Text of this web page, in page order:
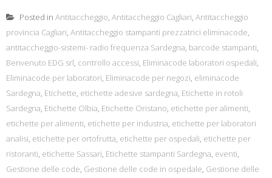
Posted in Antitaccheggio, Antitaccheggio Cagliari, Antitaccheggio
provincia Cagliari, Antitaccheggio stampanti prezzatrici eliminacode,
antitaccheggio-sistemi- radio frequenza Sardegna, barcode stampanti,
Benvenuto EDG srl, controllo accessi, Eliminacode laboratori ospedali,
Eliminacode per laboratori, Eliminacode per negozi, eliminacode
Sardegna, Etichette, etichette adesive sardegna, Etichette in rotoli
Sardegna, Etichette Olbia, Etichette Oristano, etichette per alimenti,
etichette per alimenti, etichette per industria, etichette per laboratori
analisi, etichette per ortofrutta, etichette per ospedali, etichette per
ristoranti, etichette Sassari, Etichette stampanti Sardegna, eventi,
Gestione delle code, Gestione delle code in ospedale, Gestione delle